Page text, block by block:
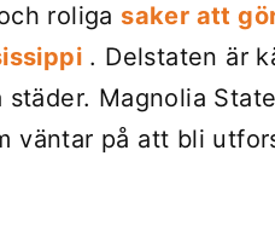
roliga saker att
. Delstaten är
Magnolia
väntar på att bli